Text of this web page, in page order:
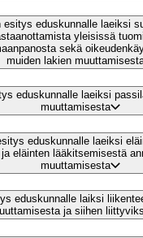
esitys eduskunnalle laeiksi
yleisissä
sekä
muiden lakien
eduskunnalle laeiksi
muuttamisesta
eduskunnalle laeiksi
eläinten lääkitsemisestä
muuttamisesta
eduskunnalle laiksi
ja siihen